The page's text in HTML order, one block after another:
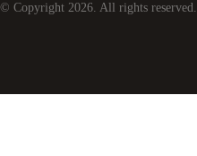
© Copyright 2026. All rights reserved.